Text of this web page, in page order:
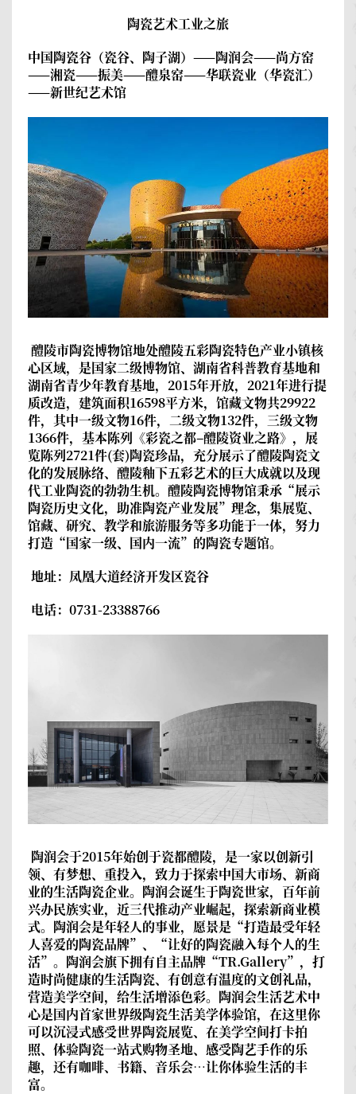
陶瓷艺术工业之旅
中国陶瓷谷（瓷谷、陶子湖）——陶润会——尚方窑
——湘瓷——振美——醴泉窑——华联瓷业（华瓷汇）
——新世纪艺术馆
醴陵市陶瓷博物馆地处醴陵五彩陶瓷特色产业小镇核
心区域，是国家二级博物馆、湖南省科普教育基地和
湖南省青少年教育基地，2015年开放，2021年进行提
质改造，建筑面积16598平方米，馆藏文物共29922
件，其中一级文物16件，二级文物132件，三级文物
1366件，基本陈列《彩瓷之都–醴陵资业之路》，展
览陈列2721件(套)陶瓷珍品，充分展示了醴陵陶瓷文
化的发展脉络、醴陵釉下五彩艺术的巨大成就以及现
代工业陶瓷的勃勃生机。醴陵陶瓷博物馆秉承“展示
陶瓷历史文化，助准陶瓷产业发展”理念，集展览、
馆藏、研究、教学和旅游服务等多功能于一体，努力
打造“国家一级、国内一流”的陶瓷专题馆。
地址：凤凰大道经济开发区瓷谷
电话：0731-23388766
陶润会于2015年始创于瓷都醴陵，是一家以创新引
领、有梦想、重投入，致力于探索中国大市场、新商
业的生活陶瓷企业。陶润会诞生于陶瓷世家，百年前
兴办民族实业，近三代推动产业崛起，探索新商业模
式。陶润会是年轻人的事业，愿景是“打造最受年轻
人喜爱的陶瓷品牌”、“让好的陶瓷融入每个人的生
活”。陶润会旗下拥有自主品牌“TR.Gallery”，打
造时尚健康的生活陶瓷、有创意有温度的文创礼品，
营造美学空间，给生活增添色彩。陶润会生活艺术中
心是国内首家世界级陶瓷生活美学体验馆，在这里你
可以沉浸式感受世界陶瓷展览、在美学空间打卡拍
照、体验陶瓷一站式购物圣地、感受陶艺手作的乐
趣，还有咖啡、书籍、音乐会…让你体验生活的丰
富。